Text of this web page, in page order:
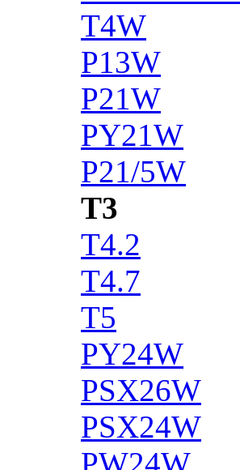
T4W
P13W
P21W
PY21W
P21/5W
T3
T4.2
T4.7
T5
PY24W
PSX26W
PSX24W